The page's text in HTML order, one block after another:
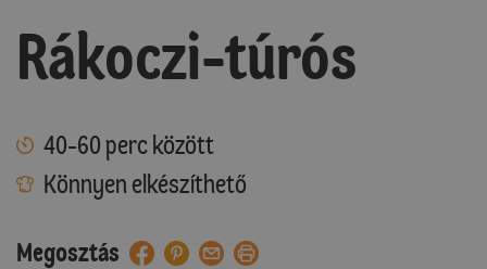
Rákoczi-túrós
40-60 perc között
Könnyen elkészíthető
Megosztás